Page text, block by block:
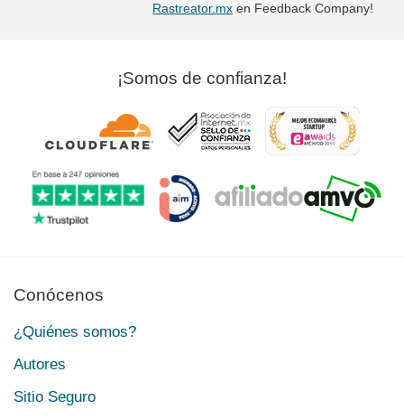
Rastreator.mx en Feedback Company!
¡Somos de confianza!
Conócenos
¿Quiénes somos?
Autores
Sitio Seguro